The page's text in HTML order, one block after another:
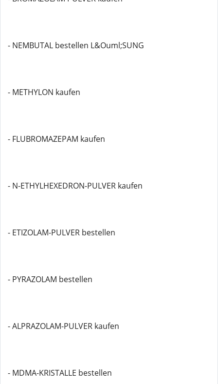
- NEMBUTAL bestellen L&Ouml;SUNG
- METHYLON kaufen
- FLUBROMAZEPAM kaufen
- N-ETHYLHEXEDRON-PULVER kaufen
- ETIZOLAM-PULVER bestellen
- PYRAZOLAM bestellen
- ALPRAZOLAM-PULVER kaufen
- MDMA-KRISTALLE bestellen